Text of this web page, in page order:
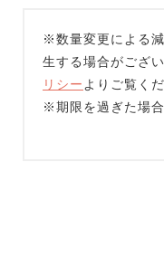
※数量変更による
生する場合がござ
リシー よりご覧くだ
※期限を過ぎた場